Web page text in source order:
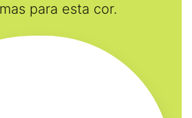
para esta cor.